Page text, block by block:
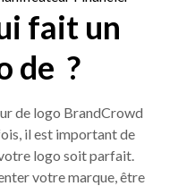
fait un
de ?
de logo BrandCrowd
il est important de
logo soit parfait.
votre marque, être